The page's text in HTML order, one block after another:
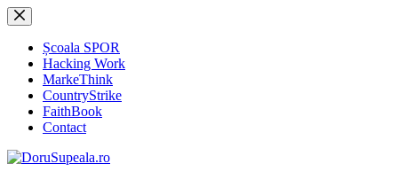
Sari
la
conținutȘcoala SPOR
Hacking Work
MarkeThink
CountryStrike
FaithBook
Contact